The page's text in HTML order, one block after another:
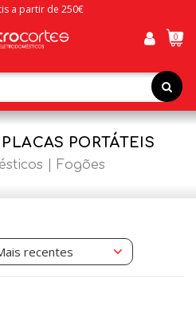
a partir de 250€
0
PORTÁTEIS
Fogões